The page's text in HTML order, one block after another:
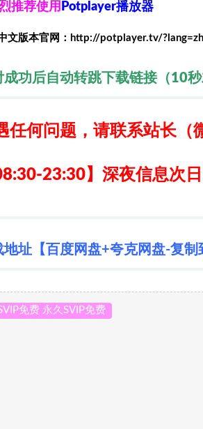
推荐使用 Potplayer播放器
文版本官网：http://potplayer.tv/
成功后自动转跳下载链接（10
任何问题，请联系站长（
23:30】深夜信息次
地址【百度网盘+夸克网盘-复
免费 永久SVIP免费